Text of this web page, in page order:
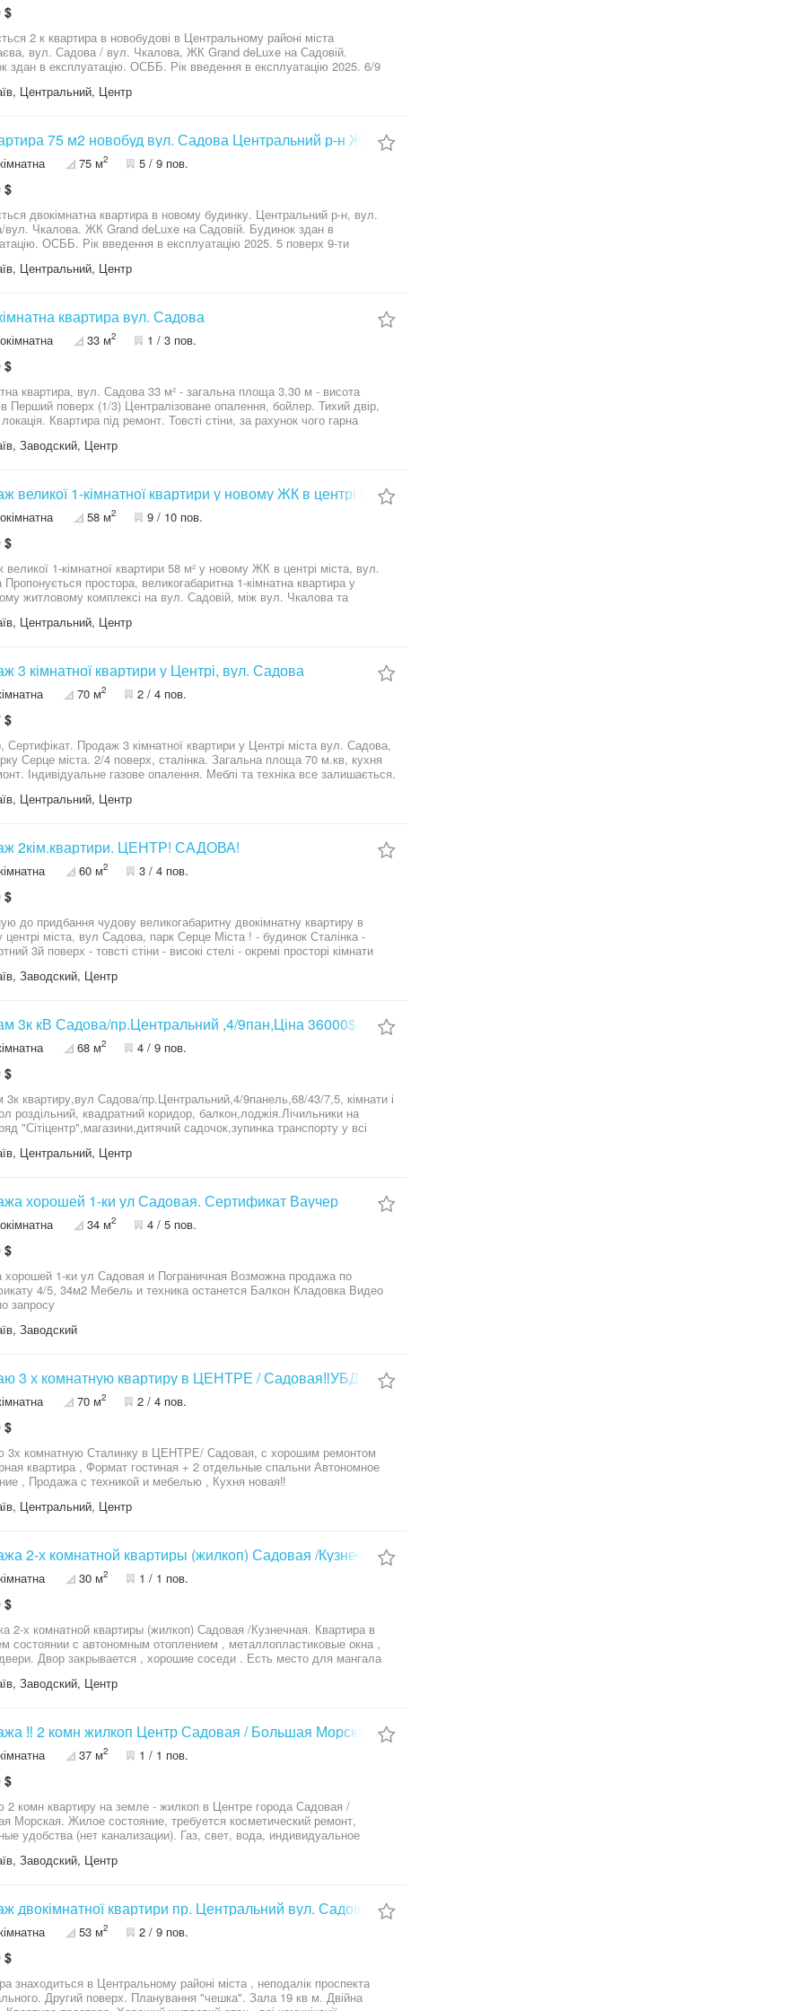
та підбором меблів. Документи готові до угоди. Покази
у зручний для вас час.
$
2 к квартира в новобудові в Центральному районі міста
вул. Садова / вул. Чкалова, ЖК Grand deLuxe на Садовій.
здан в експлуатацію. ОСББ. Рік введення в експлуатацію 2025. 6/9
оздоблення. Вікна МП. Лічильники на все. Автономне опалення,
інфраструктура: магазини, аптеки, лікувальні заклади для дорослих
транспортна розв'язка, банкомати, кафе. Можливий продаж як за
так і через договір купівлі-продажу.
Центральний, Центр
75 м2 новобуд вул. Садова Центральний р-н ЖК Grand deLuxe
75 м2 5 / 9 пов.
$
двокімнатна квартира в новому будинку. Центральний р-н, вул.
Чкалова. ЖК Grand deLuxe на Садовій. Будинок здан в
ОСББ. Рік введення в експлуатацію 2025. 5 поверх 9-ти
тепла підлога. Якісні будівельні матеріали. Стан "від будівельників".
Центральний, Центр
квартира вул. Садова
33 м2 1 / 3 пов.
$
вул. Садова 33 м² - загальна площа 3.30 м - висота
двір,
Товсті стіни, за рахунок чого гарна
Заводский, Центр
великої 1-кімнатної квартири у новому ЖК в центрі міста на вул.Садова
58 м2 9 / 10 пов.
$
1-кімнатної квартири 58 м² у новому ЖК в центрі міста, вул.
у
житловому комплексі на вул. Садовій, між вул. Чкалова та
комплекс Стан: з якісним ремонтом, меблями та
панорамний вид на місто Світла, затишна квартира з продуманим
Центр міста — вся інфраструктура поруч Ціна: 46 000 $ Дуже
— ідеальний варіант для комфортного проживання або
Центральний, Центр
3 кімнатної квартири у Центрі, вул. Садова
70 м2 2 / 4 пов.
$
кімнатної квартири у Центрі міста вул. Садова,
4 поверх, сталінка. Загальна площа 70 м.кв, кухня
Центральний, Центр
2кім.квартири. ЦЕНТР! САДОВА!
60 м2 3 / 4 пов.
$
до придбання чудову великогабаритну двокімнатну квартиру в
парк Серце Міста ! - будинок Сталінка -
стіни - високі стелі - окремі просторі кімнати
і технікою! Можливий продаж по
Заводский, Центр
3к кВ Садова/пр.Центральний ,4/9пан,Ціна 36000$
68 м2 4 / 9 пов.
$
3к квартиру,вул Садова/пр.Центральний,4/9панель,68/43/7,5, кімнати і
роздільний, квадратний коридор, балкон,лоджія.Лічильники на
"Сітіцентр",магазини,дитячий садочок,зупинка транспорту у всі
Центральний, Центр
хорошей 1-ки ул Садовая. Сертификат Ваучер
34 м2 4 / 5 пов.
$
1-ки ул Садовая и Пограничная Возможна продажа по
Балкон Кладовка Видео
запросу
Заводский
3 х комнатную квартиру в ЦЕНТРЕ / Садовая‼️УБД+ Сертификат
70 м2 2 / 4 пов.
$
3х комнатную Сталинку в ЦЕНТРЕ/ Садовая, с хорошим ремонтом
квартира , Формат гостиная + 2 отдельные спальни Автономное
, Продажа с техникой и мебелью , Кухня новая‼️
Центральний, Центр
2-х комнатной квартиры (жилкоп) Садовая /Кузнечная.
30 м2 1 / 1 пов.
$
2-х комнатной квартиры (жилкоп) Садовая /Кузнечная. Квартира в
состоянии с автономным отоплением , металлопластиковые окна ,
Двор закрывается , хорошие соседи . Есть место для мангала
на просмотр.
Заводский, Центр
‼️ 2 комн жилкоп Центр Садовая / Большая Морская 1 этаж Обмен
37 м2 1 / 1 пов.
$
2 комн квартиру на земле - жилкоп в Центре города Садовая /
Морская. Жилое состояние, требуется косметический ремонт,
удобства (нет канализации). Газ, свет, вода, индивидуальное
и развитая инфраструктура! Возможен обмен с доплатой.
Заводский, Центр
двокімнатної квартири пр. Центральний вул. Садова чешка двілодж
53 м2 2 / 9 пов.
$
знаходиться в Центральному районі міста , неподалік проспекта
Другий поверх. Планування "чешка". Зала 19 кв м. Двійна